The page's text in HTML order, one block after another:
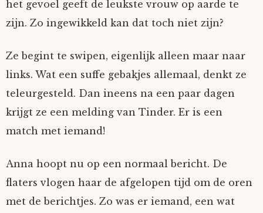
Kersje
Nyncke
Rozemarijn
Spelican
het gevoel geeft de leukste vrouw op aarde te
zijn. Zo ingewikkeld kan dat toch niet zijn?
Ze begint te swipen, eigenlijk alleen maar naar
links. Wat een suffe gebakjes allemaal, denkt ze
teleurgesteld. Dan ineens na een paar dagen
krijgt ze een melding van Tinder. Er is een
match met iemand!
Anna hoopt nu op een normaal bericht. De
flaters vlogen haar de afgelopen tijd om de oren
met de berichtjes. Zo was er iemand, een wat